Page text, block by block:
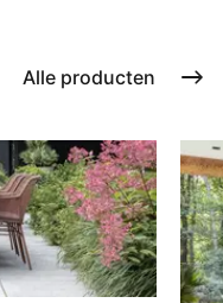
Alle producten